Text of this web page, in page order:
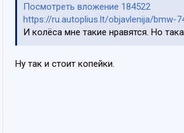
Посмотреть вложение 184522
https://ru.autoplius.lt/objavlenija/bmw-
И колёса мне такие нравятся. Но
Ну так и стоит копейки.